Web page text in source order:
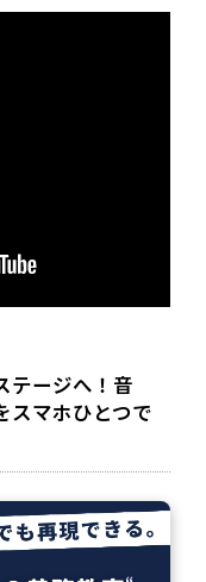
テージへ！音
スマホひとつで